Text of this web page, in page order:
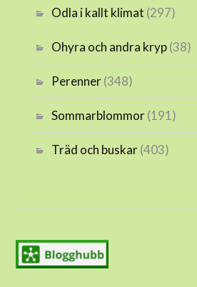
Odla i kallt klimat (297)
Ohyra och andra kryp(38)
Perenner(348)
Sommarblommor(191)
Träd och buskar(403)